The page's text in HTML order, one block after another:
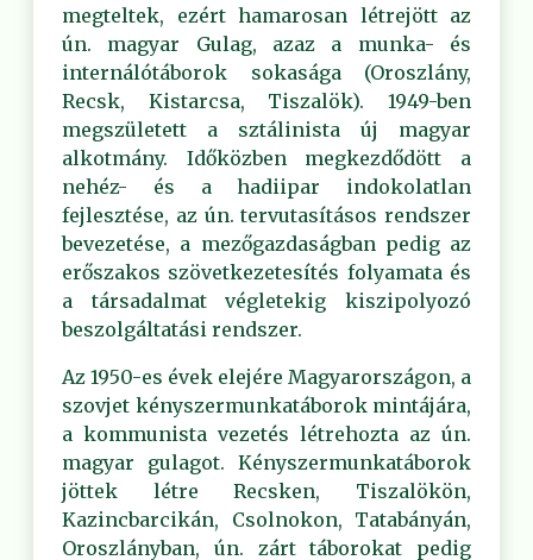
megteltek, ezért hamarosan létrejött az
ún. magyar Gulag, azaz a munka- és
internálótáborok sokasága (Oroszlány,
Recsk, Kistarcsa, Tiszalök). 1949-ben
megszületett a sztálinista új magyar
alkotmány. Időközben megkezdődött a
nehéz- és a hadiipar indokolatlan
fejlesztése, az ún. tervutasításos rendszer
bevezetése, a mezőgazdaságban pedig az
erőszakos szövetkezetesítés folyamata és
a társadalmat végletekig kiszipolyozó
beszolgáltatási rendszer.
Az 1950-es évek elejére Magyarországon, a
szovjet kényszermunkatáborok mintájára,
a kommunista vezetés létrehozta az ún.
magyar gulagot. Kényszermunkatáborok
jöttek létre Recsken, Tiszalökön,
Kazincbarcikán, Csolnokon, Tatabányán,
Oroszlányban, ún. zárt táborokat pedig